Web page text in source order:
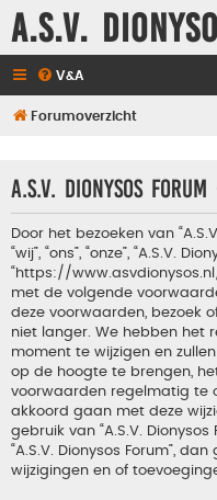
A.S.V.
V&A
Forumoverzicht
A.S.V. Dionysos
Door het bezoeken van
“wij”, “ons”, “onze”, “A.S.V.
“https://
met de volgende
deze voorwaarden, bezoek
niet langer. We hebben het
moment te wijzigen en
op de hoogte te brengen,
voorwaarden regelmatig te
akkoord gaan met deze
gebruik van “A.S.V.
“A.S.V. Dionysos Forum”,
wijzigingen en of